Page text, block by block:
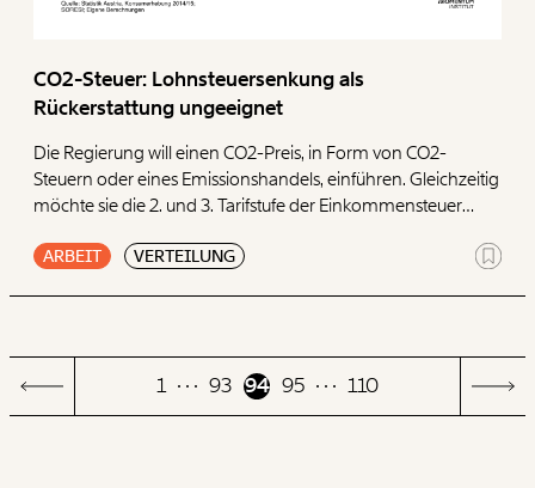
CO2-Steuer: Lohnsteuersenkung als
Rückerstattung ungeeignet
Die Regierung will einen CO2-Preis, in Form von CO2-
Steuern oder eines Emissionshandels, einführen. Gleichzeitig
möchte sie die 2. und 3. Tarifstufe der Einkommensteuer
Durch die kalte Progression verpufft der Effekt der
jedenfalls mit zielsicheren Rückerstattungen einhergeht.
Damit sollen vor allem Haushalte mit niedrigem
Einkommen, sowie Haushalte ohne Möglichkeit auf den
ARBEIT VERTEILUNG
1 93 94 95 110